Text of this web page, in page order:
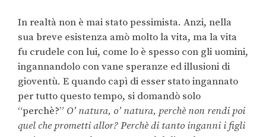
In realtà non è mai stato pessimista. Anzi, nella
sua breve esistenza amò molto la vita, ma la vita
fu crudele con lui, come lo è spesso con gli uomini,
ingannandolo con vane speranze ed illusioni di
gioventù. E quando capì di esser stato ingannato
per tutto questo tempo, si domandò solo
“perchè?” O’ natura, o’ natura, perchè non rendi poi
quel che prometti allor? Perchè di tanto inganni i figli